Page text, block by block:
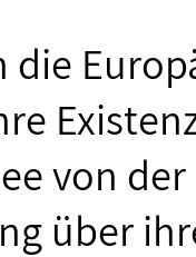
die
von
über